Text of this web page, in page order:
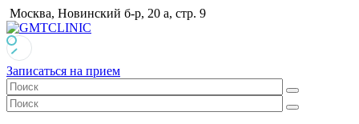
Москва, Новинский б-р, 20 а, стр. 9
Записаться на прием